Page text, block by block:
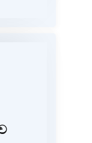
2023